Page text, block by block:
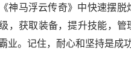
神马浮云传奇》中快速摆
，获取装备，提升技能，
业。记住，耐心和坚持是成